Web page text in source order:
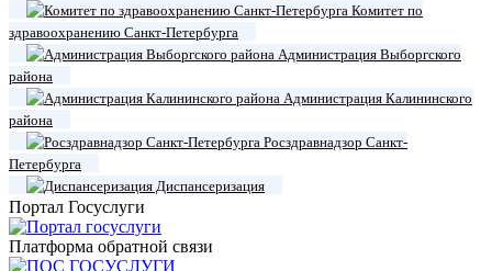
Комитет по
здравоохранению Санкт-Петербурга
Администрация Выборгского
района
Администрация Калининского
района
Росздравнадзор Санкт-
Петербурга
Диспансеризация
Портал Госуслуги
Платформа обратной связи